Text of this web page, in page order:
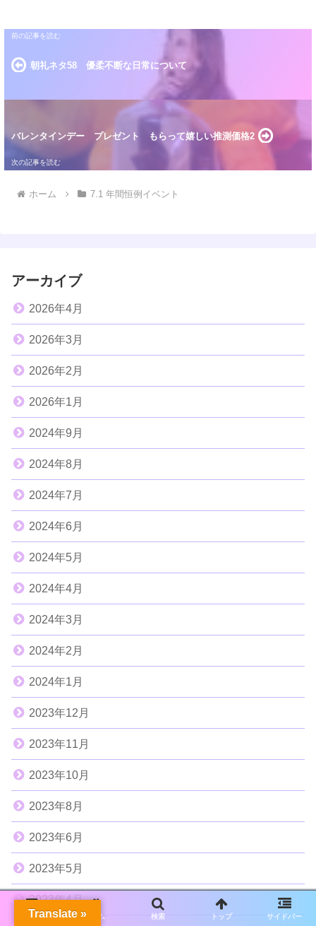
朝礼ネタ58 優柔不断な日常について
バレンタインデー プレゼント もらって嬉しい推測価格2
ホーム 7.1 年間恒例イベント
アーカイブ
2026年4月
2026年3月
2026年2月
2026年1月
2024年9月
2024年8月
2024年7月
2024年6月
2024年5月
2024年4月
2024年3月
2024年2月
2024年1月
2023年12月
2023年11月
2023年10月
2023年8月
2023年6月
2023年5月
2023年4月
メニュー ホーム 検索 トップ サイドバー
Translate »